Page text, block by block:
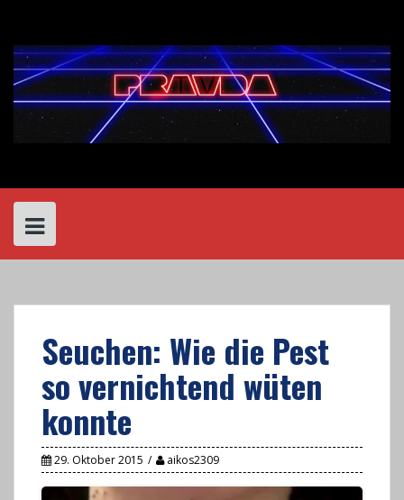
content
Seuchen: Wie die Pest
so vernichtend wüten
konnte
29. Oktober 2015 aikos2309